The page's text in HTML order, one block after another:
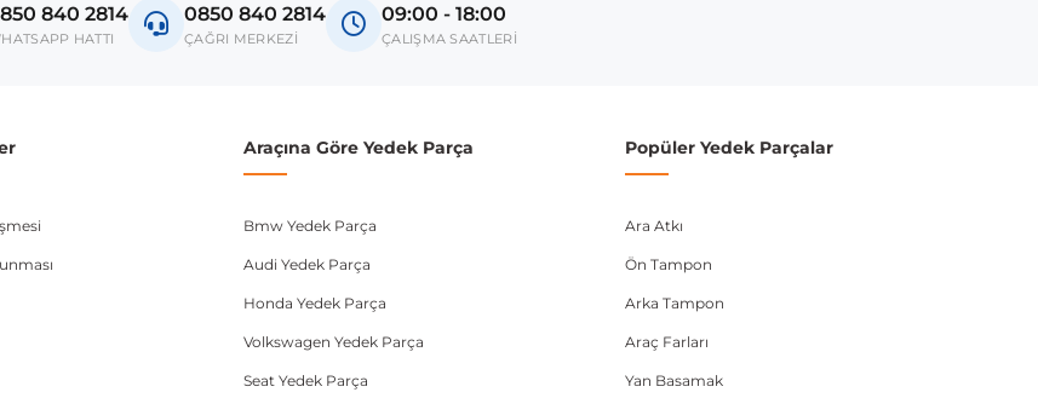
kasa tipleri kullanabilmektedir. Sipariş vermeden önce OEM numarası veya şasi numarası ile uyumluluğu kontrol
840 2814
HATTI
0850 840 2814
ÇAĞRI MERKEZİ
09:00 - 18:00
ÇALIŞMA SAATLERİ
Araçına Göre Yedek Parça
Bmw Yedek Parça
Audi Yedek Parça
Honda Yedek Parça
Volkswagen Yedek Parça
Seat Yedek Parça
Popüler Yedek Parçalar
Ara Atkı
Ön Tampon
Arka Tampon
Araç Farları
Yan Basamak